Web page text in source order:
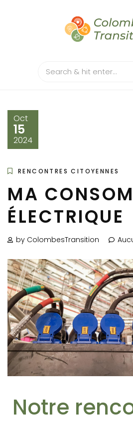
Oct
15
2024
RENCONTRES CITOYENNES
MA
ÉLECTRIQUE
by ColombesTransition
Notre